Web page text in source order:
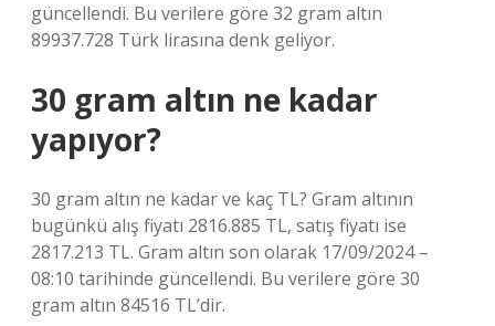
güncellendi. Bu verilere göre 32 gram altın
89937.728 Türk lirasına denk geliyor.
30 gram altın ne kadar
yapıyor?
30 gram altın ne kadar ve kaç TL? Gram altının
bugünkü alış fiyatı 2816.885 TL, satış fiyatı ise
2817.213 TL. Gram altın son olarak 17/09/2024 –
08:10 tarihinde güncellendi. Bu verilere göre 30
gram altın 84516 TL’dir.